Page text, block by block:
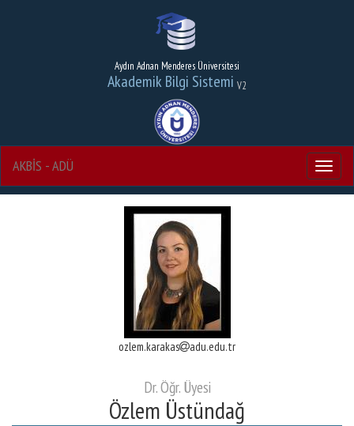
Aydın Adnan Menderes Üniversitesi
Akademik Bilgi Sistemi V2
Menu
AKBİS - ADÜ
ozlem.karakas adu.edu.tr
Dr. Öğr. Üyesi
Özlem Üstündağ